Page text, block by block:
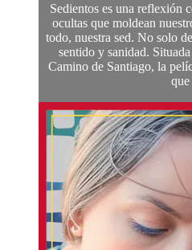
Sedientos es una reflexión
ocultas que moldean
todo, nuestra sed. No solo
sentido y sanidad.
Camino de Santiago, la